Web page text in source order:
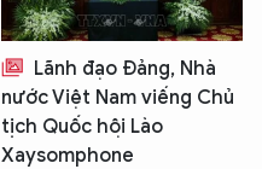
Lãnh đạo Đảng, Nhà
nước Việt Nam viếng Chủ
tịch Quốc hội Lào
Xaysomphone